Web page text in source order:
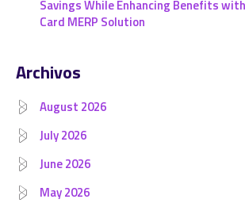
Savings While Enhancing Benefits
Card MERP Solution
Archivos
August 2026
July 2026
June 2026
May 2026